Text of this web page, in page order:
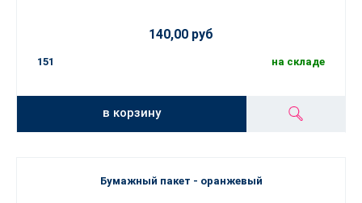
140,00 руб
151 на складе
в корзину
Бумажный пакет - оранжевый